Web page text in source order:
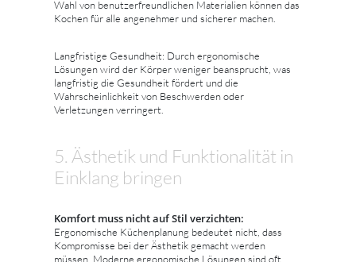
Wahl von benutzerfreundlichen Materialien können das
Kochen für alle angenehmer und sicherer machen.
Langfristige Gesundheit: Durch ergonomische
Lösungen wird der Körper weniger beansprucht, was
langfristig die Gesundheit fördert und die
Wahrscheinlichkeit von Beschwerden oder
Verletzungen verringert.
5. Ästhetik und Funktionalität in
Einklang bringen
Komfort muss nicht auf Stil verzichten:
Ergonomische Küchenplanung bedeutet nicht, dass
Kompromisse bei der Ästhetik gemacht werden
müssen. Moderne ergonomische Lösungen sind oft